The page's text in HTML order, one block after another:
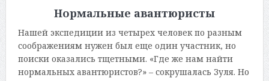
Нормальные авантюристы
Нашей экспедиции из четырех человек по разным
соображениям нужен был еще один участник, но
поиски оказались тщетными. «Где же нам найти
нормальных авантюристов?» – сокрушалась Зуля. Но